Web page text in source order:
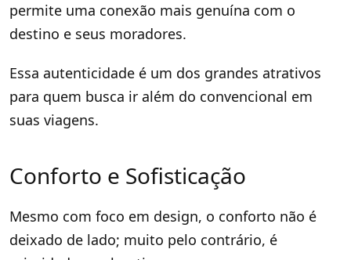
permite uma conexão mais genuína com o
destino e seus moradores.
Essa autenticidade é um dos grandes atrativos
para quem busca ir além do convencional em
suas viagens.
Conforto e Sofisticação
Mesmo com foco em design, o conforto não é
deixado de lado; muito pelo contrário, é